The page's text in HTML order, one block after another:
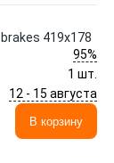
419х178
95%
1 шт.
12 - 15 августа
В корзину